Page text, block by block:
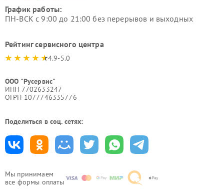
Мы принимаем
все формы оплаты
График работы:
ПН-ВСК с 9:00 до 21:00 без перерывов и выходных
Рейтинг сервисного центра
4.9-5.0
ООО "Русервис"
ИНН 7702633247
ОГРН 1077746335776
Поделиться в соц. сетях: